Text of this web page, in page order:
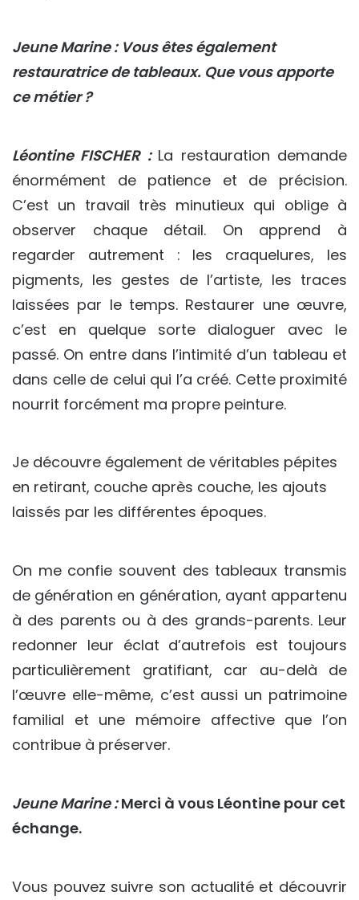
Jeune Marine : Vous êtes également
restauratrice de tableaux. Que vous apporte
ce métier ?
Léontine FISCHER : La restauration demande
énormément de patience et de précision.
C’est un travail très minutieux qui oblige à
observer chaque détail. On apprend à
regarder autrement : les craquelures, les
pigments, les gestes de l’artiste, les traces
laissées par le temps. Restaurer une œuvre,
c’est en quelque sorte dialoguer avec le
passé. On entre dans l’intimité d’un tableau et
dans celle de celui qui l’a créé. Cette proximité
nourrit forcément ma propre peinture.
Je découvre également de véritables pépites
en retirant, couche après couche, les ajouts
laissés par les différentes époques.
On me confie souvent des tableaux transmis
de génération en génération, ayant appartenu
à des parents ou à des grands-parents. Leur
redonner leur éclat d’autrefois est toujours
particulièrement gratifiant, car au-delà de
l’œuvre elle-même, c’est aussi un patrimoine
familial et une mémoire affective que l’on
contribue à préserver.
Jeune Marine :Merci à vous Léontine pour cet
échange.
Vous pouvez suivre son actualité et découvrir